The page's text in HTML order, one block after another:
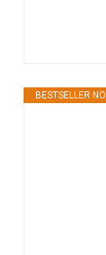
BESTSELLER